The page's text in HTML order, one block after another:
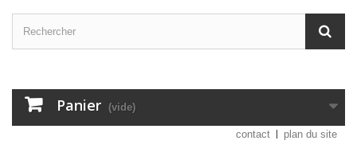
Panier (vide)
contact plan du site